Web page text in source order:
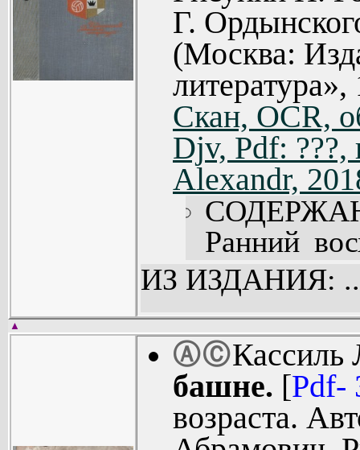
Повесть.
(623).
Г.
(Москва:
литература»,
Скан, OCR,
Djv, Pdf: ???,
Alexandr,
Ранний
рисунки
работы
Чудо
ИЗ ИЗДАНИЯ:
▲
ⒶⒸ
башне. [Pdf-
возраста.